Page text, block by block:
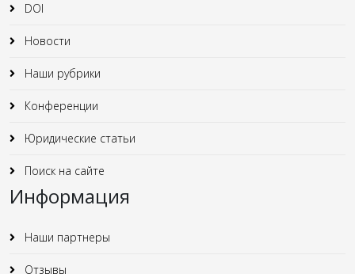
DOI
Новости
Наши рубрики
Конференции
Юридические статьи
Поиск на сайте
Информация
Наши партнеры
Отзывы